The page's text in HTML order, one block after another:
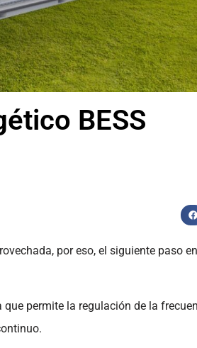
BESS
por eso, el siguiente paso
permite la regulación de la